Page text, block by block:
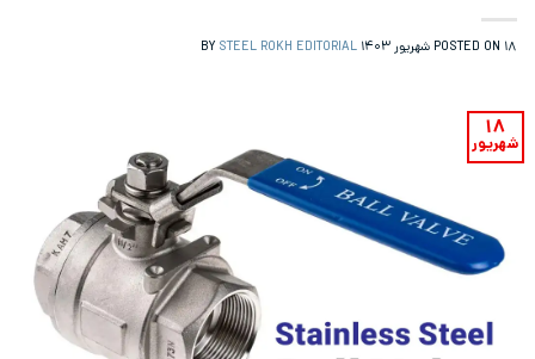
POSTED ON ۱۸ شهریور ۱۴۰۳ STEEL ROKH EDITORIAL
۱۸
شهریور